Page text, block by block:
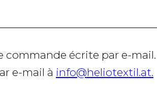
écrite par e-
e-mail à info@heliotextil.at.